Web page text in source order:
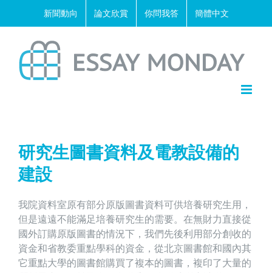
新聞動向 論文欣賞 你問我答 簡體中文
研究生圖書資料及電教設備的
建設
我院資料室原有部分原版圖書資料可供培養研究生用，
但是遠遠不能滿足培養研究生的需要。在無財力直接從
國外訂購原版圖書的情況下，我們先後利用部分創收的
資金和省教委重點學科的資金，從北京圖書館和國內其
它重點大學的圖書館購買了複本的圖書，複印了大量的